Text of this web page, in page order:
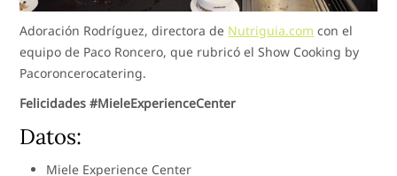
Adoración Rodríguez, directora de Nutriguia.com con el
equipo de Paco Roncero, que rubricó el Show Cooking by
Pacoroncerocatering.
Felicidades #MieleExperienceCenter
Datos:
Miele Experience Center